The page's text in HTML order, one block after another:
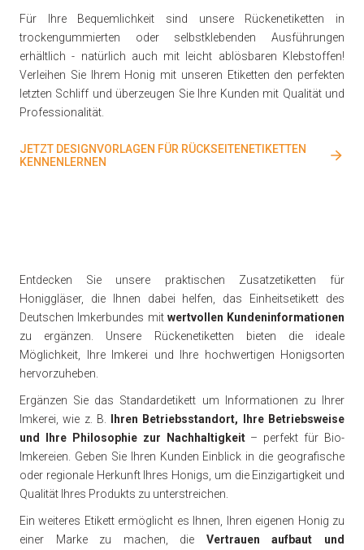
Für Ihre Bequemlichkeit sind unsere Rückenetiketten in
trockengummierten oder selbstklebenden Ausführungen
erhältlich - natürlich auch mit leicht ablösbaren Klebstoffen!
Verleihen Sie Ihrem Honig mit unseren Etiketten den perfekten
letzten Schliff und überzeugen Sie Ihre Kunden mit Qualität und
Professionalität.
JETZT DESIGNVORLAGEN FÜR RÜCKSEITENETIKETTEN
KENNENLERNEN
Entdecken Sie unsere praktischen Zusatzetiketten für
Honiggläser, die Ihnen dabei helfen, das Einheitsetikett des
Deutschen Imkerbundes mit wertvollen Kundeninformationen
zu ergänzen. Unsere Rückenetiketten bieten die ideale
Möglichkeit, Ihre Imkerei und Ihre hochwertigen Honigsorten
hervorzuheben.
Ergänzen Sie das Standardetikett um Informationen zu Ihrer
Imkerei, wie z. B.
Ihren Betriebsstandort, Ihre Betriebsweise
und Ihre Philosophie zur Nachhaltigkeit – perfekt für Bio-
Imkereien. Geben Sie Ihren Kunden Einblick in die geografische
oder regionale Herkunft Ihres Honigs, um die Einzigartigkeit und
Qualität Ihres Produkts zu unterstreichen.
Ein weiteres Etikett ermöglicht es Ihnen, Ihren eigenen Honig zu
einer Marke zu machen, die Vertrauen aufbaut und